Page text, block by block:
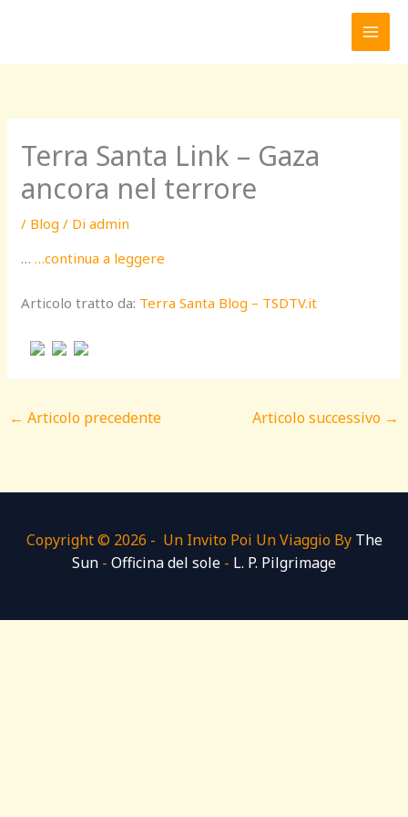
Terra Santa Link – Gaza
ancora nel terrore
/ Blog / Diadmin
……continua a leggere
Articolo tratto da: Terra Santa Blog – TSDTV.it
← Articolo precedente Articolo successivo →
Copyright © 2026 - Un Invito Poi Un Viaggio By The
Sun - Officina del sole - L. P. Pilgrimage